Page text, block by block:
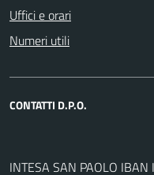
Uffici e orari
Numeri utili
CONTATTI D.P.O.
INTESA SAN PAOLO